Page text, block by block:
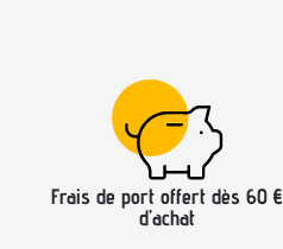
Frais de port offert dès 60 €
d’achat